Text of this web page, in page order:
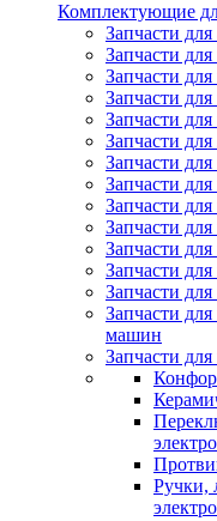
Комплектующие
Запчасти
Запчасти
Запчасти
Запчасти
Запчасти
Запчасти для
Запчасти
Запчасти
Запчасти
Запчасти
Запчасти
Запчасти
Запчасти
Запчасти
машин
Запчасти
Ручки,